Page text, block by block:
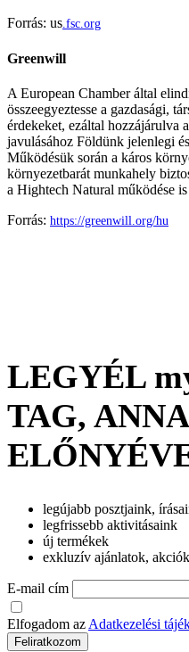
Forrás: us.fsc.org
Greenwill
A European Chamber által
összeegyeztesse a gazdasági,
érdekeket, ezáltal hozzájárulva
javulásához Földünk jelenlegi
Működésük során a káros
környezetbarát munkahely
a Hightech Natural működése
Forrás: https://greenwill.org/hu
LEGYÉL
TAG,
legújabb posztjaink,
legfrissebb aktivitásaink
új termékek
exkluzív ajánlatok, akciók
E-mail cím
Elfogadom az Adatkezelési
Feliratkozom